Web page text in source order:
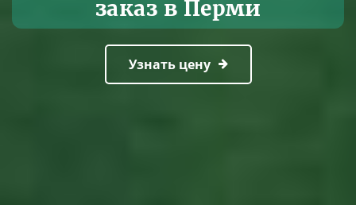
заказ в Перми
Узнать цену